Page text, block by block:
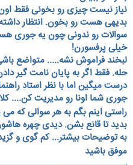
نیاز نیست چیزی رو بخونی فقط
بدیهی هست رو بخون. انتظار
سوالات رو ندونی چون یه جوری
خیلی پرفسورن!
لبخند فراموش نشه..... متواضع
حله. فقط اگر به پایان نامت گیر
درست میگین اما با نظر استاد
جوری شما اونا رو مدیریت کن....
راستی اینم بگم به هر سوالی که
بدید تا قانع بشن. دیدی چهره
به توضیحات بیشتر... کم گوی و
موفق باشید